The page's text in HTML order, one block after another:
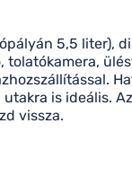
5,5 liter),
is ideális.
vissza.